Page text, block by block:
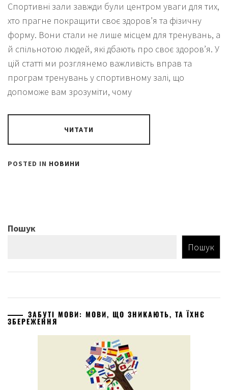
Спортивні зали завжди були центром уваги для тих,
хто прагне покращити своє здоров’я та фізичну
форму. Вони стали не лише місцем для тренувань, а
й спільнотою людей, які дбають про своє здоров’я. У
цій статті ми розглянемо важливість вправ та
програм тренувань у спортивному залі, що
допоможе вам зрозуміти, чому
ЧИТАТИ
POSTED IN НОВИНИ
Пошук
Пошук
ЗАБУТІ МОВИ: МОВИ, ЩО ЗНИКАЮТЬ, ТА ЇХНЄ
ЗБЕРЕЖЕННЯ